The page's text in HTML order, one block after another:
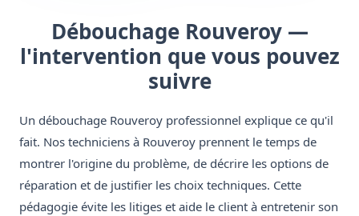
Débouchage Rouveroy —
l'intervention que vous pouvez
suivre
Un débouchage Rouveroy professionnel explique ce qu'il
fait. Nos techniciens à Rouveroy prennent le temps de
montrer l'origine du problème, de décrire les options de
réparation et de justifier les choix techniques. Cette
pédagogie évite les litiges et aide le client à entretenir son